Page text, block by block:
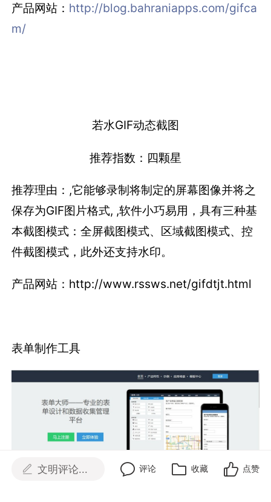
产品网站： http://blog.bahraniapps.com/gifca
m/
若水GIF动态截图
推荐指数：四颗星
推荐理由：,它能够录制将制定的屏幕图像并将之
保存为GIF图片格式, ,软件小巧易用，具有三种基
本截图模式：全屏截图模式、区域截图模式、控
件截图模式，此外还支持水印。
产品网站：http://www.rssws.net/gifdtjt.html
表单制作工具
文明评论... 评论 收藏 点赞